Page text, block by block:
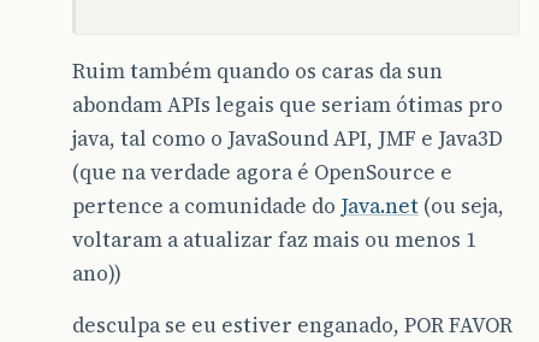
Ruim também quando os caras da sun
abondam APIs legais que seriam ótimas pro
java, tal como o JavaSound API, JMF e Java3D
(que na verdade agora é OpenSource e
pertence a comunidade do Java.net (ou seja,
voltaram a atualizar faz mais ou menos 1
ano))
desculpa se eu estiver enganado, POR FAVOR